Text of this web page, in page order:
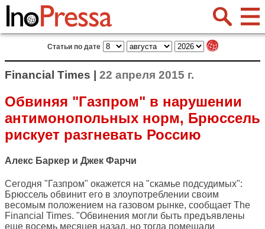
Статьи по дате
Financial Times | 22 апреля 2015 г.
Обвиняя "Газпром" в нарушении
антимонопольных норм, Брюссель
рискует разгневать Россию
Алекс Баркер и Джек Фарчи
Сегодня "Газпром" окажется на "скамье подсудимых":
Брюссель обвинит его в злоупотреблении своим
весомым положением на газовом рынке, сообщает The
Financial Times. "Обвинения могли быть предъявлены
еще восемь месяцев назад, но тогда помешали